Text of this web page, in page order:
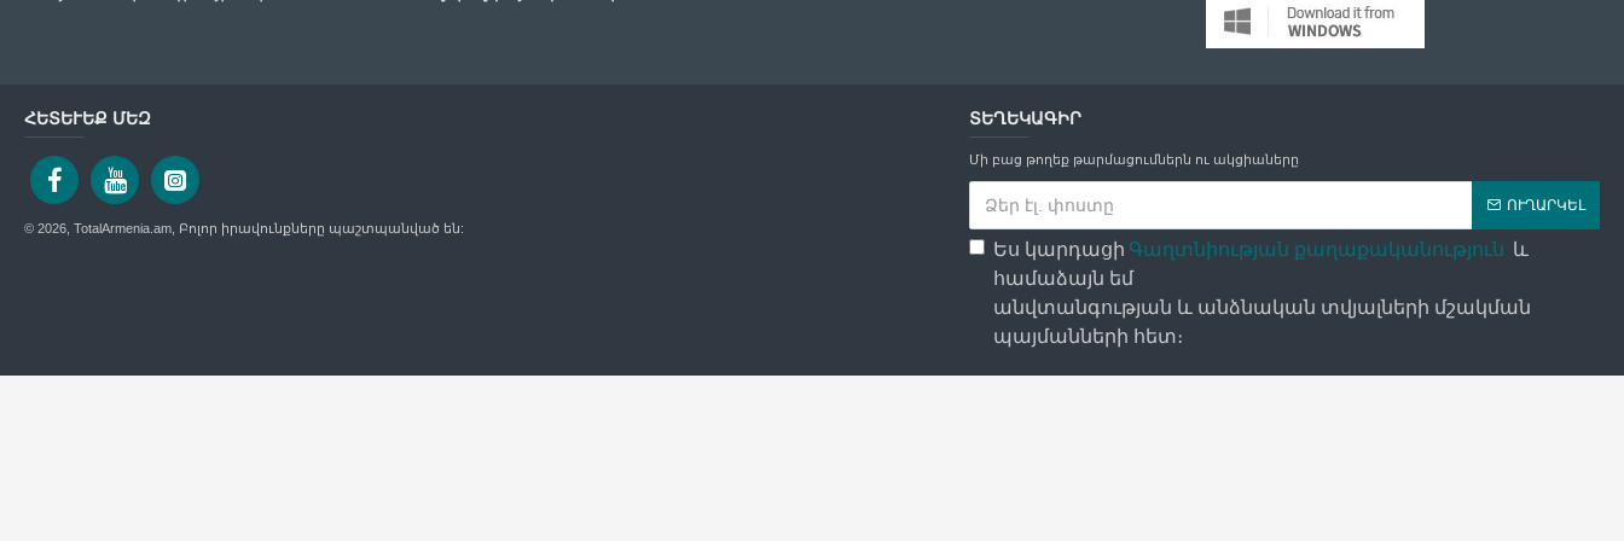
ՀԵՏԵՒԵՔ ՄԵԶ
© 2026, TotalArmenia.am, Բոլոր իրավունքները պաշտպանված են:
ՏԵՂԵԿԱԳԻՐ
Մի բաց թողեք թարմացումներն ու ակցիաները
ՈՒՂԱՐԿԵԼ
Ես կարդացի Գաղտնիության քաղաքականություն և
համաձայն եմ
անվտանգության և անձնական տվյալների մշակման
պայմանների հետ։